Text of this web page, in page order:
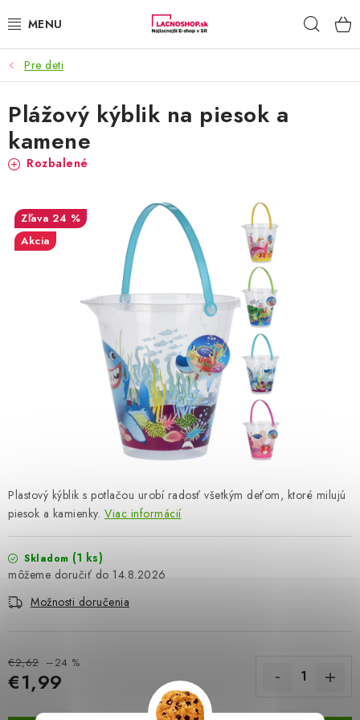
na
NAŠE AKCIE!
NAŠE NOVINKY!
POTRAVINY
NÁBYTOK
OBLEČENIE A MÓDA
TOTÁLNA LIKVIDÁCIA
CHOVATEĽSKÉ POTREBY
ŠPORT A OUTDOOR
PRE DETI
AUTO-MOTO
K ZALISTOVÁNÍ NEBO VYMAZÁNÍ
Pre deti
Plastový kýblik s potlačou urobí radosť všetkým deťom, ktoré milujú
piesok a kamienky. Viac informácií
Skladom (1 ks)
14.8.2026
Možnosti doručenia
€2,62 –24 %
€1,99
Plážový kýblik na piesok a
kamene
Rozbalené
24 %
Akcia